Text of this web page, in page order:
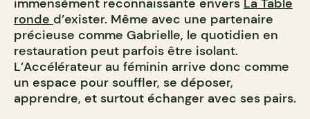
immensément reconnaissante envers La Table
ronde d’exister. Même avec une partenaire
précieuse comme Gabrielle, le quotidien en
restauration peut parfois être isolant.
L’Accélérateur au féminin arrive donc comme
un espace pour souffler, se déposer,
apprendre, et surtout échanger avec ses pairs.